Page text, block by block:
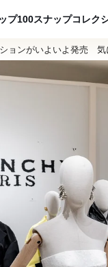
プ100スナップコレク
ョンがいよいよ発売 気